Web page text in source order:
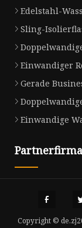
Edelstahl-
Sling-
Einwandiger
Gerade
Einwandige
Partnerfirma
Copyright ©